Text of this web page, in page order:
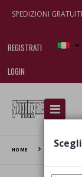
SPEDIZIONI
REGISTRATI
LOGIN
HOME MAPLE